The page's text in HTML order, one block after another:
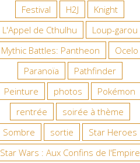
Festival
H2J
Knight
L'Appel de Cthulhu
Loup-garou
Mythic Battles: Pantheon
Ocelo
Paranoïa
Pathfinder
Peinture
photos
Pokémon
rentrée
soirée à thème
Sombre
sortie
Star Heroes
Star Wars : Aux Confins de l'Empire